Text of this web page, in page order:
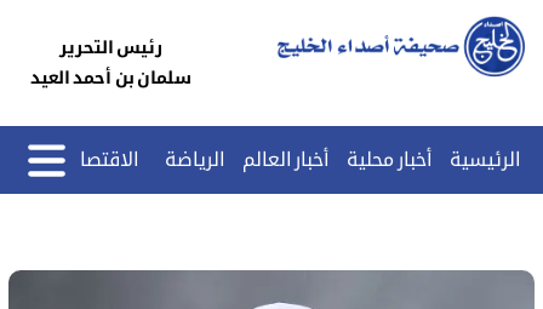
رئيس التحرير
سلمان بن أحمد العيد
الرئيسية أخبار محلية أخبار العالم الرياضة الاقتصاد